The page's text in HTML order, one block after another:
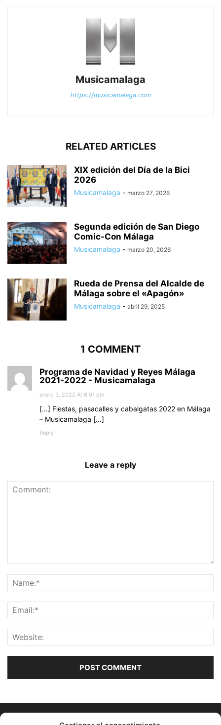
Musicamalaga
https://musicamalaga.com
RELATED ARTICLES
XIX edición del Día de la Bici
2026
Musicamalaga - marzo 27, 2026
Segunda edición de San Diego
Comic-Con Málaga
Musicamalaga - marzo 20, 2026
Rueda de Prensa del Alcalde de
Málaga sobre el «Apagón»
Musicamalaga - abril 29, 2025
1 COMMENT
Programa de Navidad y Reyes Málaga
2021-2022 - Musicamalaga
enero 3, 2022 At 6:01 pm
[…] Fiestas, pasacalles y cabalgatas 2022 en Málaga
– Musicamalaga […]
Reply
Leave a reply